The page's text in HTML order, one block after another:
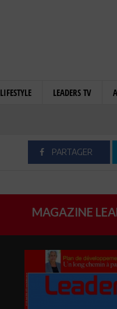
LIFESTYLE LEADERS TV
PARTAGER
MAGAZINE